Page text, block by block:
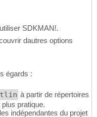
SDKMAN!.
dautres options
égards :
à partir de répertoires
pratique.
indépendantes du projet